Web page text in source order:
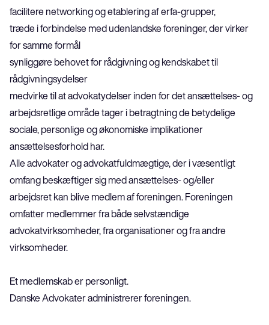
facilitere networking og etablering af erfa-grupper,
træde i forbindelse med udenlandske foreninger, der virker
for samme formål
synliggøre behovet for rådgivning og kendskabet til
rådgivningsydelser
medvirke til at advokatydelser inden for det ansættelses- og
arbejdsretlige område tager i betragtning de betydelige
sociale, personlige og økonomiske implikationer
ansættelsesforhold har.
Alle advokater og advokatfuldmægtige, der i væsentligt
omfang beskæftiger sig med ansættelses- og/eller
arbejdsret kan blive medlem af foreningen. Foreningen
omfatter medlemmer fra både selvstændige
advokatvirksomheder, fra organisationer og fra andre
virksomheder.
Et medlemskab er personligt.
Danske Advokater administrerer foreningen.